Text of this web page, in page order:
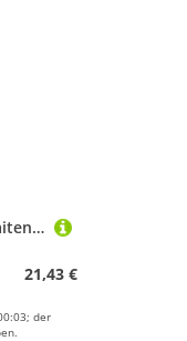
ZEPFJHE Tennisschläger-Saitenmaschine, Badminton-Saitenklemme, 3/4-Federstarter, Spannwerkzeug, Ausrüstung für dauerhaften Federstart, Saitenwerkzeug für Badmintonschläger
21,43 €
der